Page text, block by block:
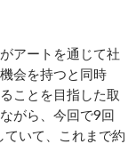
アートを通じて社
会を持つと同時
ことを目指した取
がら、今回で9回
いて、これまで約